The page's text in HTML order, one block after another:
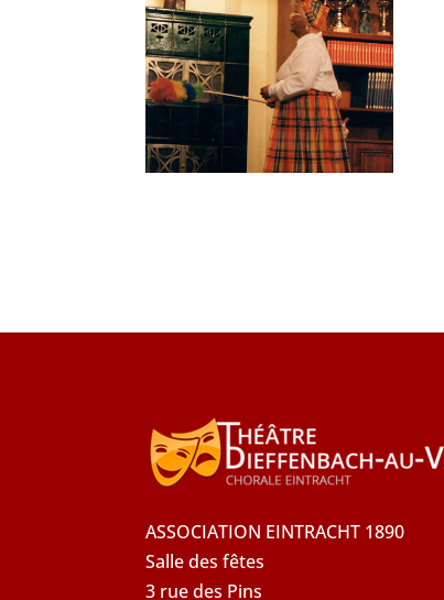
ASSOCIATION EINTRACHT 1890
Salle des fêtes
3 rue des Pins